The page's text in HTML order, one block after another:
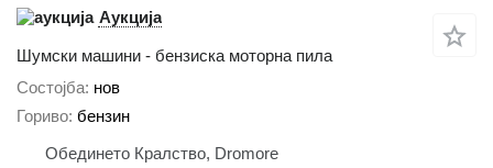
Аукција
Шумски машини - бензиска моторна пила
Состојба нов
Гориво бензин
Обединето Кралство, Dromore